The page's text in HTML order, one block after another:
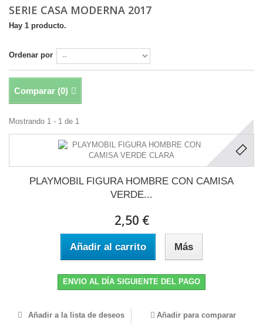
SERIE CASA MODERNA 2017
Hay 1 producto.
Ordenar por
Comparar (0)
Mostrando 1 - 1 de 1
PLAYMOBIL FIGURA HOMBRE CON CAMISA
VERDE...
2,50 €
Añadir al carrito Más
ENVIO AL DÍA SIGUIENTE DEL PAGO
Añadir a la lista de deseos Añadir para comparar